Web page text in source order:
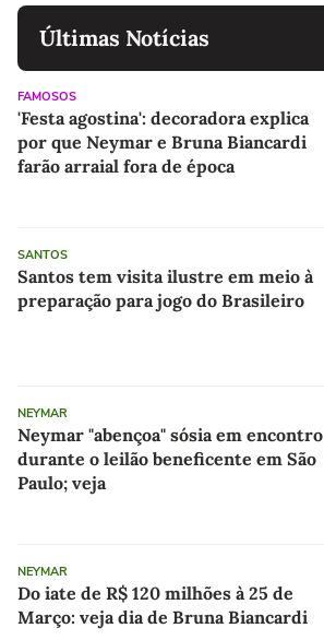
Últimas Notícias
FAMOSOS
'Festa agostina': decoradora explica
por que Neymar e Bruna Biancardi
farão arraial fora de época
SANTOS
Santos tem visita ilustre em meio à
preparação para jogo do Brasileiro
NEYMAR
Neymar "abençoa" sósia em encontro
durante o leilão beneficente em São
Paulo; veja
NEYMAR
Do iate de R$ 120 milhões à 25 de
Março: veja dia de Bruna Biancardi